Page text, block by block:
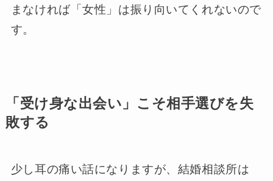
まなければ「女性」は振り向いてくれないので
す。
「受け身な出会い」こそ相手選びを失
敗する
少し耳の痛い話になりますが、結婚相談所は